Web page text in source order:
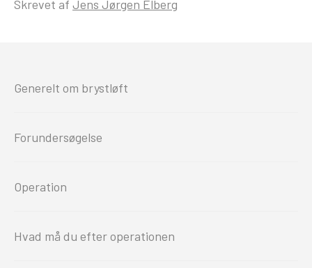
Skrevet af Jens Jørgen Elberg
Generelt om brystløft
Forundersøgelse
Operation
Hvad må du efter operationen